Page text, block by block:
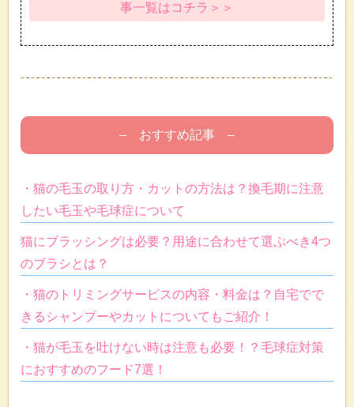
事一覧はコチラ＞＞
– おすすめ記事 –
・猫の毛玉の取り方・カットの方法は？換毛期に注意
したい毛玉や毛球症について
猫にブラッシングは必要？用途に合わせて選ぶべき4つ
のブラシとは？
・猫のトリミングサービスの内容・料金は？自宅でで
きるシャンプーやカットについてもご紹介！
・猫が毛玉を吐けない時は注意も必要！？毛球症対策
におすすめのフード7選！